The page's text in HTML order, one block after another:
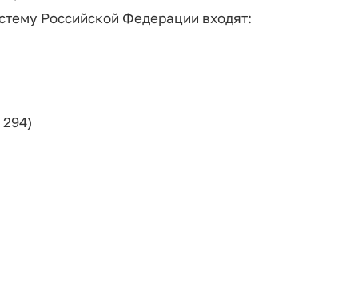
Российской Федерации входят: